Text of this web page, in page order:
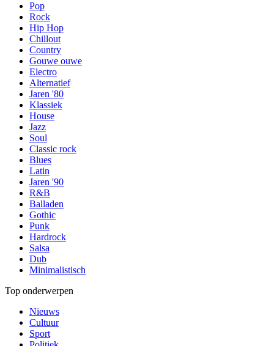
Pop
Rock
Hip Hop
Chillout
Country
Gouwe ouwe
Electro
Alternatief
Jaren '80
Klassiek
House
Jazz
Soul
Classic rock
Blues
Latin
Jaren '90
R&B
Balladen
Gothic
Punk
Hardrock
Salsa
Dub
Minimalistisch
Top onderwerpen
Nieuws
Cultuur
Sport